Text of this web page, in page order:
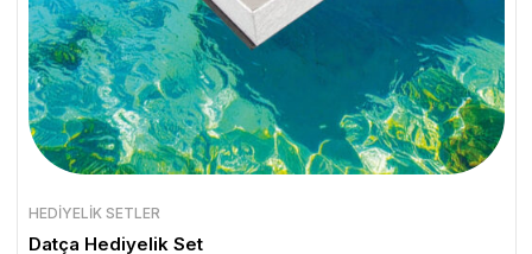
HEDIYELIK SETLER
Datça Hediyelik Set